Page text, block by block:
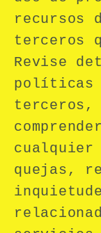
recursos
terceros
Revise
políticas
terceros,
cualquier
quejas,